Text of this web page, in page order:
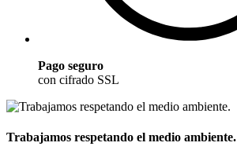
Pago seguro
con cifrado SSL
Trabajamos respetando el medio ambiente.